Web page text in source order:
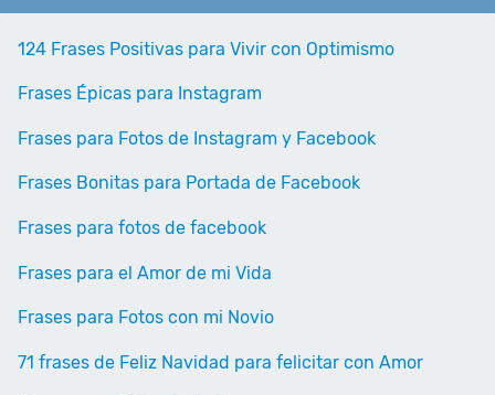
124 Frases Positivas para Vivir con Optimismo
Frases Épicas para Instagram
Frases para Fotos de Instagram y Facebook
Frases Bonitas para Portada de Facebook
Frases para fotos de facebook
Frases para el Amor de mi Vida
Frases para Fotos con mi Novio
71 frases de Feliz Navidad para felicitar con Amor